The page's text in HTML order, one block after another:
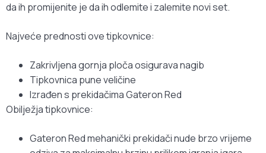
da ih promijenite je da ih odlemite i zalemite novi set.
Najveće prednosti ove tipkovnice:
Zakrivljena gornja ploča osigurava nagib
Tipkovnica pune veličine
Izrađen s prekidačima Gateron Red
Obilježja tipkovnice:
Gateron Red mehanički prekidači nude brzo vrijeme